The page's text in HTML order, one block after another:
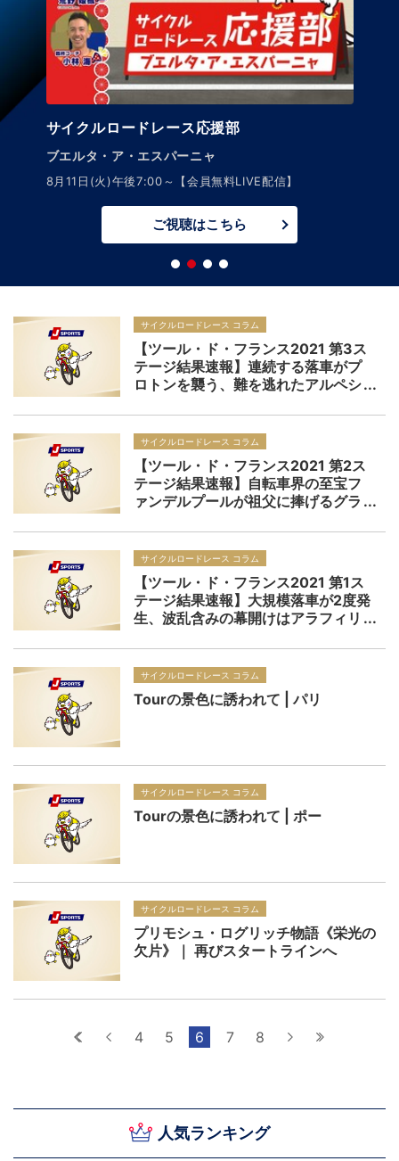
人気ランキング
サイクルロードレース応援部
ブエルタ・ア・エスパーニャ
8月11日(火)午後7:00～【会員無料LIVE配信】
ご視聴はこちら
サイクルロードレース コラム
【ツール・ド・フランス2021 第3ス
テージ結果速報】連続する落車がプ
ロトンを襲う、難を逃れたアルペシ
ッシュ、メルリールがツール初区間
優勝
サイクルロードレース コラム
【ツール・ド・フランス2021 第2ス
テージ結果速報】自転車界の至宝フ
ァンデルプールが祖父に捧げるグラ
ーヌ獲得
サイクルロードレース コラム
【ツール・ド・フランス2021 第1ス
テージ結果速報】大規模落車が2度発
生、波乱含みの幕開けはアラフィリ
ーヌ獲得
サイクルロードレース コラム
Tourの景色に誘われて | パリ
サイクルロードレース コラム
Tourの景色に誘われて | ポー
サイクルロードレース コラム
プリモシュ・ログリッチ物語《栄光の
欠片》｜ 再びスタートラインへ
最初へ前へ
4 5 6 7 8 次へ